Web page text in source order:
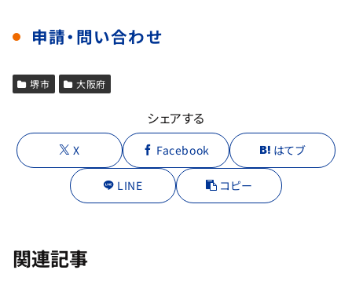
申請・問い合わせ
堺市 大阪府
シェアする
X Facebook はてブ
LINE コピー
関連記事